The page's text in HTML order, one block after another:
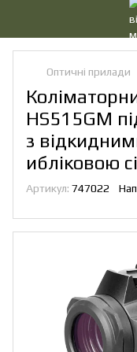
Оптичні прилади
HS515GM
з
ибліковою
Артикул: 747022